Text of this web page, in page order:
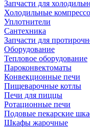
Запчасти для
Холодильные
Уплотнители
Сантехника
Запчасти для
Оборудование
Тепловое оборудование
Пароконвектоматы
Конвекционные печи
Пищеварочные котлы
Печи для пиццы
Ротационные печи
Подовые пекарские
Шкафы жарочные